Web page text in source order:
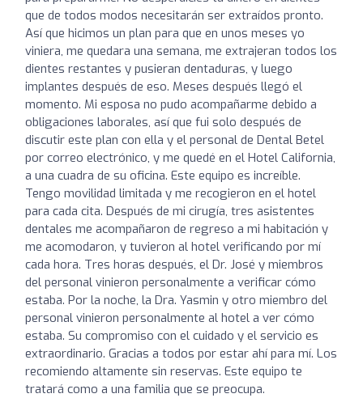
que de todos modos necesitarán ser extraídos pronto.
Así que hicimos un plan para que en unos meses yo
viniera, me quedara una semana, me extrajeran todos los
dientes restantes y pusieran dentaduras, y luego
implantes después de eso. Meses después llegó el
momento. Mi esposa no pudo acompañarme debido a
obligaciones laborales, así que fui solo después de
discutir este plan con ella y el personal de Dental Betel
por correo electrónico, y me quedé en el Hotel California,
a una cuadra de su oficina. Este equipo es increíble.
Tengo movilidad limitada y me recogieron en el hotel
para cada cita. Después de mi cirugía, tres asistentes
dentales me acompañaron de regreso a mi habitación y
me acomodaron, y tuvieron al hotel verificando por mí
cada hora. Tres horas después, el Dr. José y miembros
del personal vinieron personalmente a verificar cómo
estaba. Por la noche, la Dra. Yasmin y otro miembro del
personal vinieron personalmente al hotel a ver cómo
estaba. Su compromiso con el cuidado y el servicio es
extraordinario. Gracias a todos por estar ahí para mí. Los
recomiendo altamente sin reservas. Este equipo te
tratará como a una familia que se preocupa.